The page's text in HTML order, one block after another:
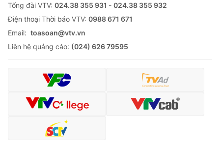
Tổng đài VTV: 024.38 355 931 - 024.38 355 932
Ðiện thoại Thời báo VTV: 0988 671 671
Email: toasoan@vtv.vn
Liên hệ quảng cáo: (024) 626 79595